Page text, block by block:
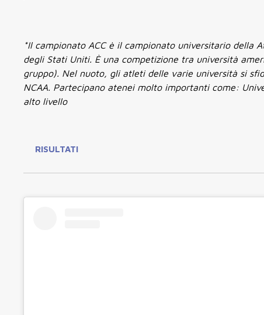
*Il campionato ACC è il campionato universitario della
degli Stati Uniti. È una competizione tra università
gruppo). Nel nuoto, gli atleti delle varie università si
NCAA. Partecipano atenei molto importanti come:
alto livello
RISULTATI